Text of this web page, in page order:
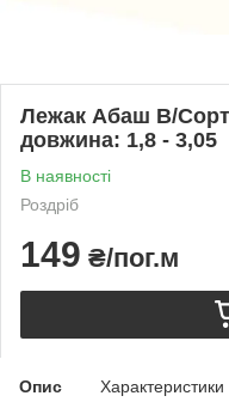
Лежак Абаш В/
довжина: 1,8 - 3,05
В наявності
Роздріб
149 ₴/пог.м
Опис Характеристики